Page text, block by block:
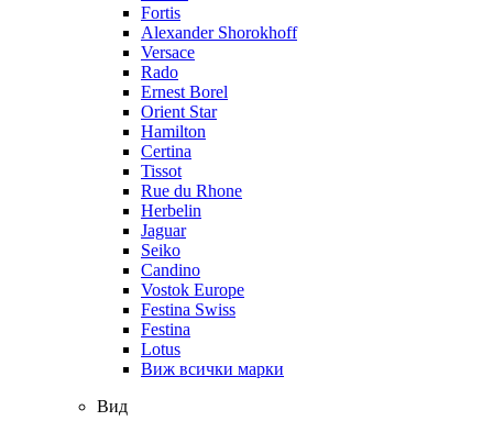
Fortis
Alexander Shorokhoff
Versace
Rado
Ernest Borel
Orient Star
Hamilton
Certina
Tissot
Rue du Rhone
Herbelin
Jaguar
Seiko
Candino
Vostok Europe
Festina Swiss
Festina
Lotus
Виж всички марки
Вид